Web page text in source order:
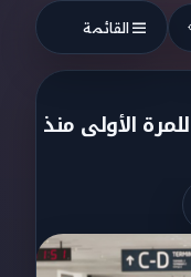
القائمة
الأولى منذ